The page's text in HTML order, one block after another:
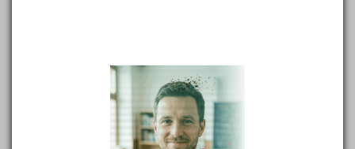
(pdf 138,62 kB)
(pdf 181,24 kB)
(pdf 84,25 kB)
(pdf 144,03 kB)